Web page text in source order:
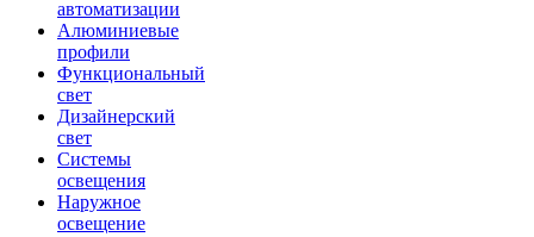
автоматизации
Алюминиевые
профили
Функциональный
свет
Дизайнерский
свет
Системы
освещения
Наружное
освещение